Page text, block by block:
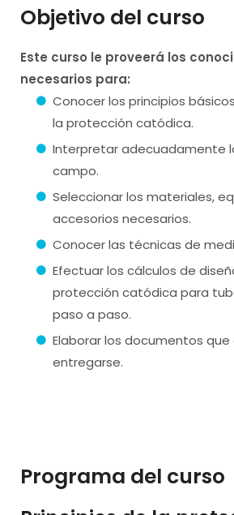
Objetivo del curso
Este curso le proveerá los
necesarios para:
Conocer los principios
la protección catódica.
Interpretar adecuadamente
campo.
Seleccionar los materiales,
accesorios necesarios.
Conocer las técnicas de
Efectuar los cálculos de
protección catódica para
paso a paso.
Elaborar los documentos que
entregarse.
Programa del curso